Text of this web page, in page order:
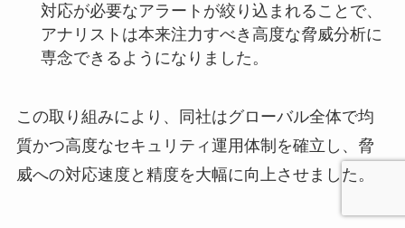
対応が必要なアラートが絞り込まれることで、
アナリストは本来注力すべき高度な脅威分析に
専念できるようになりました。
この取り組みにより、同社はグローバル全体で均
質かつ高度なセキュリティ運用体制を確立し、脅
威への対応速度と精度を大幅に向上させました。